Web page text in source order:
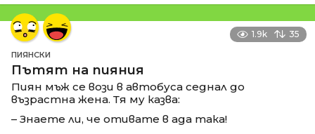
1.9k 35
ПИЯНСКИ
Пътят на пияния
Пиян мъж се вози в автобуса седнал до
възрастна жена. Тя му казва:
– Знаете ли, че отивате в ада така!